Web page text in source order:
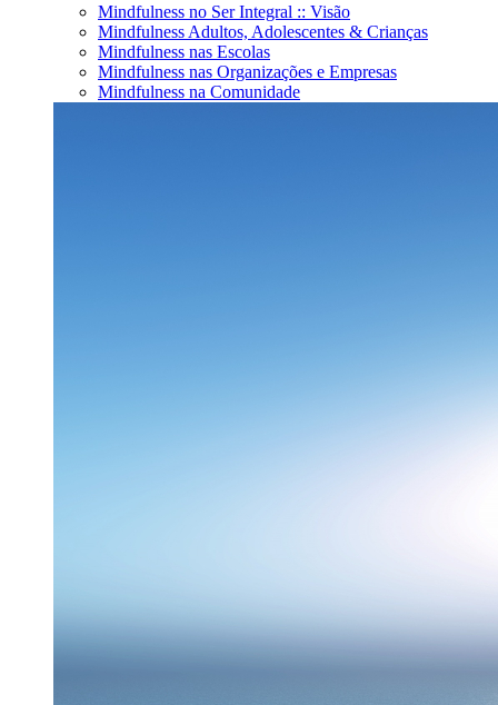
Mindfulness no Ser Integral :: Visão
Mindfulness Adultos, Adolescentes & Crianças
Mindfulness nas Escolas
Mindfulness nas Organizações e Empresas
Mindfulness na Comunidade